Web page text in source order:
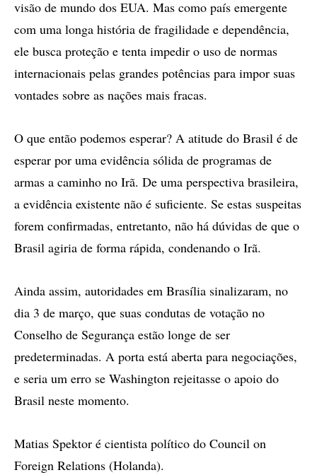
visão de mundo dos EUA. Mas como país emergente
com uma longa história de fragilidade e dependência,
ele busca proteção e tenta impedir o uso de normas
internacionais pelas grandes potências para impor suas
vontades sobre as nações mais fracas.
O que então podemos esperar? A atitude do Brasil é de
esperar por uma evidência sólida de programas de
armas a caminho no Irã. De uma perspectiva brasileira,
a evidência existente não é suficiente. Se estas suspeitas
forem confirmadas, entretanto, não há dúvidas de que o
Brasil agiria de forma rápida, condenando o Irã.
Ainda assim, autoridades em Brasília sinalizaram, no
dia 3 de março, que suas condutas de votação no
Conselho de Segurança estão longe de ser
predeterminadas. A porta está aberta para negociações,
e seria um erro se Washington rejeitasse o apoio do
Brasil neste momento.
Matias Spektor é cientista político do Council on
Foreign Relations (Holanda).